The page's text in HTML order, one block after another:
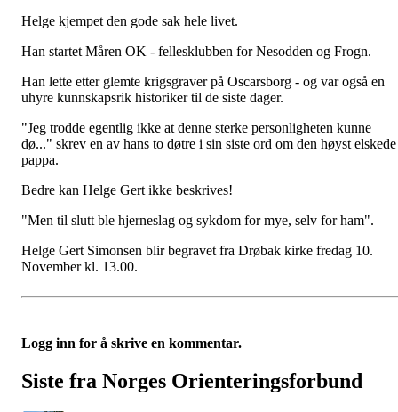
Helge kjempet den gode sak hele livet.
Han startet Måren OK - fellesklubben for Nesodden og Frogn.
Han lette etter glemte krigsgraver på Oscarsborg - og var også en
uhyre kunnskapsrik historiker til de siste dager.
"Jeg trodde egentlig ikke at denne sterke personligheten kunne
dø..." skrev en av hans to døtre i sin siste ord om den høyst elskede
pappa.
Bedre kan Helge Gert ikke beskrives!
"Men til slutt ble hjerneslag og sykdom for mye, selv for ham".
Helge Gert Simonsen blir begravet fra Drøbak kirke fredag 10.
November kl. 13.00.
Logg inn for å skrive en kommentar.
Siste fra Norges Orienteringsforbund